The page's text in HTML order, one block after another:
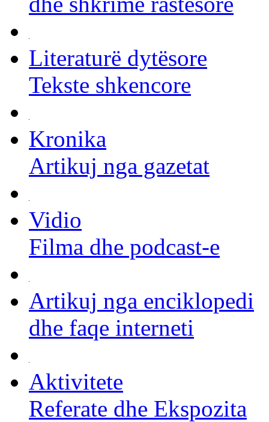
Literaturë dytësore
Tekste shkencore
Kronika
Artikuj nga gazetat
Vidio
Filma dhe podcast-e
Artikuj nga enciklopedi
dhe faqe interneti
Aktivitete
Referate dhe Ekspozita